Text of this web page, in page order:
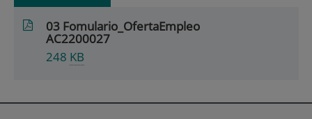
03 Fomulario_OfertaEmpleo
AC2200027
248 KB